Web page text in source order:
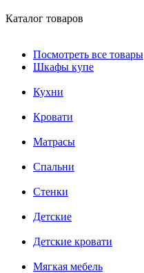
Каталог товаров
Посмотреть все товары
Шкафы купе
Кухни
Кровати
Матрасы
Cпальни
Стенки
Детские
Детские кровати
Мягкая мебель